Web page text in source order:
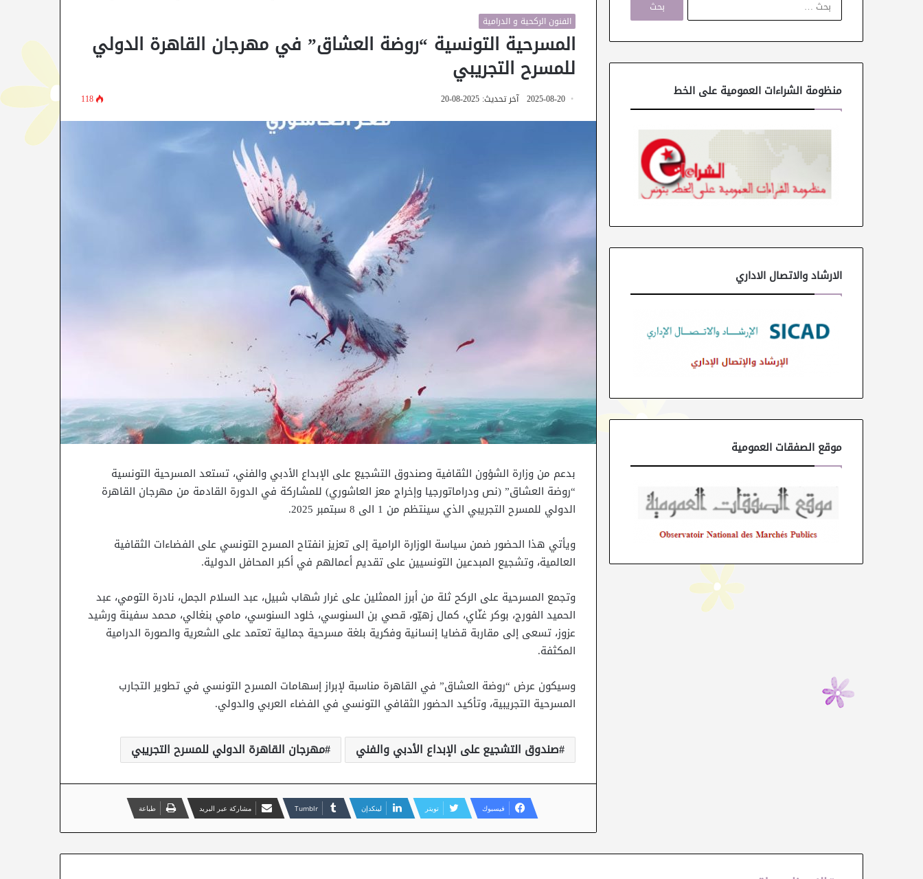
الفنون الركحية و الدرامية
المسرحية التونسية “روضة العشاق” في مهرجان القاهرة الدولي
للمسرح التجريبي
2025-08-20 آخر تحديث: 2025-08-20 118
بدعم من وزارة الشؤون الثقافية وصندوق التشجيع على الإبداع الأدبي والفني، تستعد المسرحية التونسية
“روضة العشاق” (نص ودراماتورجيا وإخراج معز العاشوري) للمشاركة في الدورة القادمة من مهرجان القاهرة
الدولي للمسرح التجريبي الذي سينتظم من 1 الى 8 سبتمبر 2025.
ويأتي هذا الحضور ضمن سياسة الوزارة الرامية إلى تعزيز انفتاح المسرح التونسي على الفضاءات الثقافية
العالمية، وتشجيع المبدعين التونسيين على تقديم أعمالهم في أكبر المحافل الدولية.
وتجمع المسرحية على الركح ثلة من أبرز الممثلين على غرار شهاب شبيل، عبد السلام الجمل، نادرة التومي، عبد
الحميد الفورج، بوكر غنّاي، كمال زهيّو، قصي بن السنوسي، خلود السنوسي، مامي بنغالي، محمد سفينة ورشيد
عزوز، تسعى إلى مقاربة قضايا إنسانية وفكرية بلغة مسرحية جمالية تعتمد على الشعرية والصورة الدرامية
المكثفة.
وسيكون عرض “روضة العشاق” في القاهرة مناسبة لإبراز إسهامات المسرح التونسي في تطوير التجارب
المسرحية التجريبية، وتأكيد الحضور الثقافي التونسي في الفضاء العربي والدولي.
صندوق التشجيع على الإبداع الأدبي والفني مهرجان القاهرة الدولي للمسرح التجريبي
فيسبوك تويتر لينكدإن مشاركة عبر البريد طباعة
ح
ن
منظومة الشراءات العمومية على الخط
الارشاد والاتصال الاداري
موقع الصفقات العمومية